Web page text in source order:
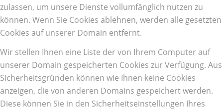
zulassen, um unsere Dienste vollumfänglich nutzen zu
können. Wenn Sie Cookies ablehnen, werden alle gesetzten
Cookies auf unserer Domain entfernt.
Wir stellen Ihnen eine Liste der von Ihrem Computer auf
unserer Domain gespeicherten Cookies zur Verfügung. Aus
Sicherheitsgründen können wie Ihnen keine Cookies
anzeigen, die von anderen Domains gespeichert werden.
Diese können Sie in den Sicherheitseinstellungen Ihres